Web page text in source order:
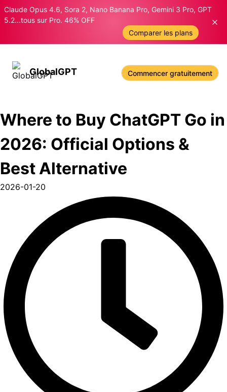
Skip
to
Claude Opus 4.6, Sora 2, Nano Banana Pro, Gemini 3 Pro, GPT
5.2...tous sur Pro. 46% OFF
Comparer les plans
GlobalGPT Commencer gratuitement
Where to Buy ChatGPT Go in
2026: Official Options &
Best Alternative
2026-01-20